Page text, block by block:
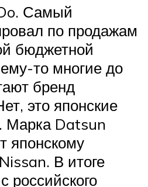
Самый
по продажам
бюджетной
то многие до
бренд
это японские
Марка Datsun
японскому
В итоге
российского